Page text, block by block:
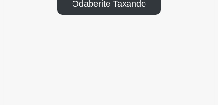
Odaberite Taxando